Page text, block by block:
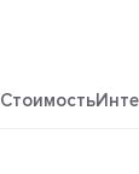
Стоимость